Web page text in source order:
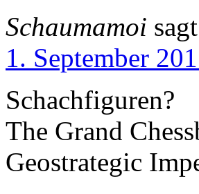
Schaumamoi
1. September
Schachfiguren?
The Grand
Geostrategic